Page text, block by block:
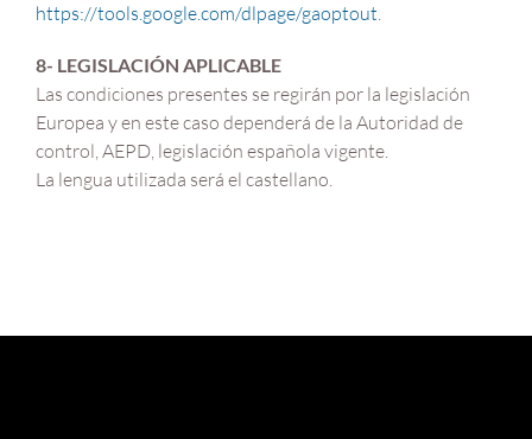
https://tools.google.com/dlpage/gaoptout.
8- LEGISLACIÓN APLICABLE
Las condiciones presentes se regirán por la legislación
Europea y en este caso dependerá de la Autoridad de
control, AEPD, legislación española vigente.
La lengua utilizada será el castellano.